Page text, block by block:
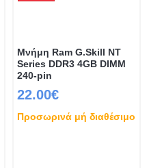
Μνήμη Ram G.Skill NT
Series DDR3 4GB DIMM
240-pin
22.00€
Προσωρινά μή διαθέσιμο